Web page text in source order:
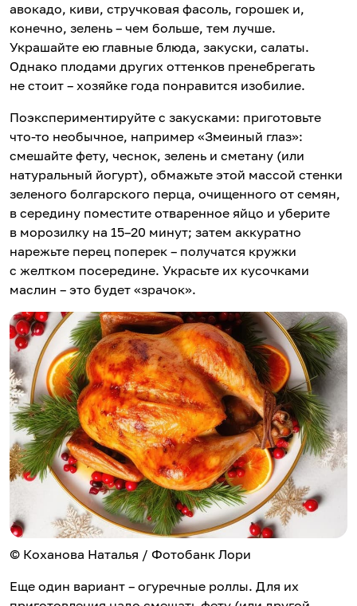
авокадо, киви, стручковая фасоль, горошек и,
конечно, зелень – чем больше, тем лучше.
Украшайте ею главные блюда, закуски, салаты.
Однако плодами других оттенков пренебрегать
не стоит – хозяйке года понравится изобилие.
Поэкспериментируйте с закусками: приготовьте
что-то необычное, например «Змеиный глаз»:
смешайте фету, чеснок, зелень и сметану (или
натуральный йогурт), обмажьте этой массой стенки
зеленого болгарского перца, очищенного от семян,
в середину поместите отваренное яйцо и уберите
в морозилку на 15–20 минут; затем аккуратно
нарежьте перец поперек – получатся кружки
с желтком посередине. Украсьте их кусочками
маслин – это будет «зрачок».
© Коханова Наталья / Фотобанк Лори
Еще один вариант – огуречные роллы. Для их